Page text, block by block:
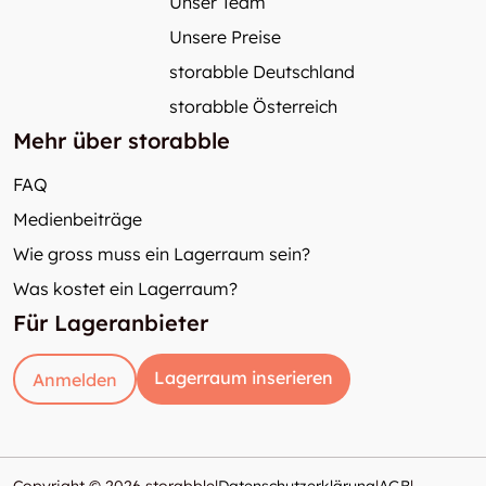
Unsere Preise
storabble Deutschland
storabble Österreich
Mehr über storabble
FAQ
Medienbeiträge
Wie gross muss ein Lagerraum sein?
Was kostet ein Lagerraum?
Für Lageranbieter
Anmelden Lagerraum inserieren